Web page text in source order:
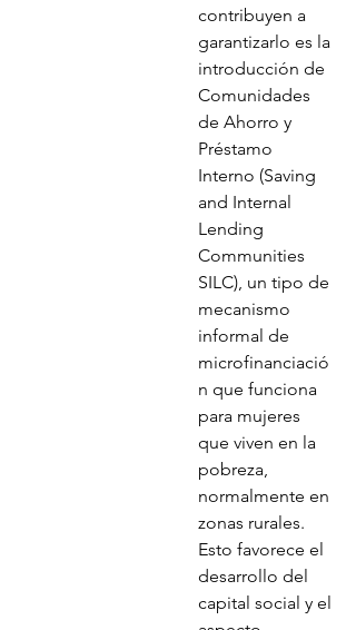
contribuyen a
garantizarlo es la
introducción de
Comunidades
de Ahorro y
Préstamo
Interno (Saving
and Internal
Lending
Communities
SILC), un tipo de
mecanismo
informal de
microfinanciació
n que funciona
para mujeres
que viven en la
pobreza,
normalmente en
zonas rurales.
Esto favorece el
desarrollo del
capital social y el